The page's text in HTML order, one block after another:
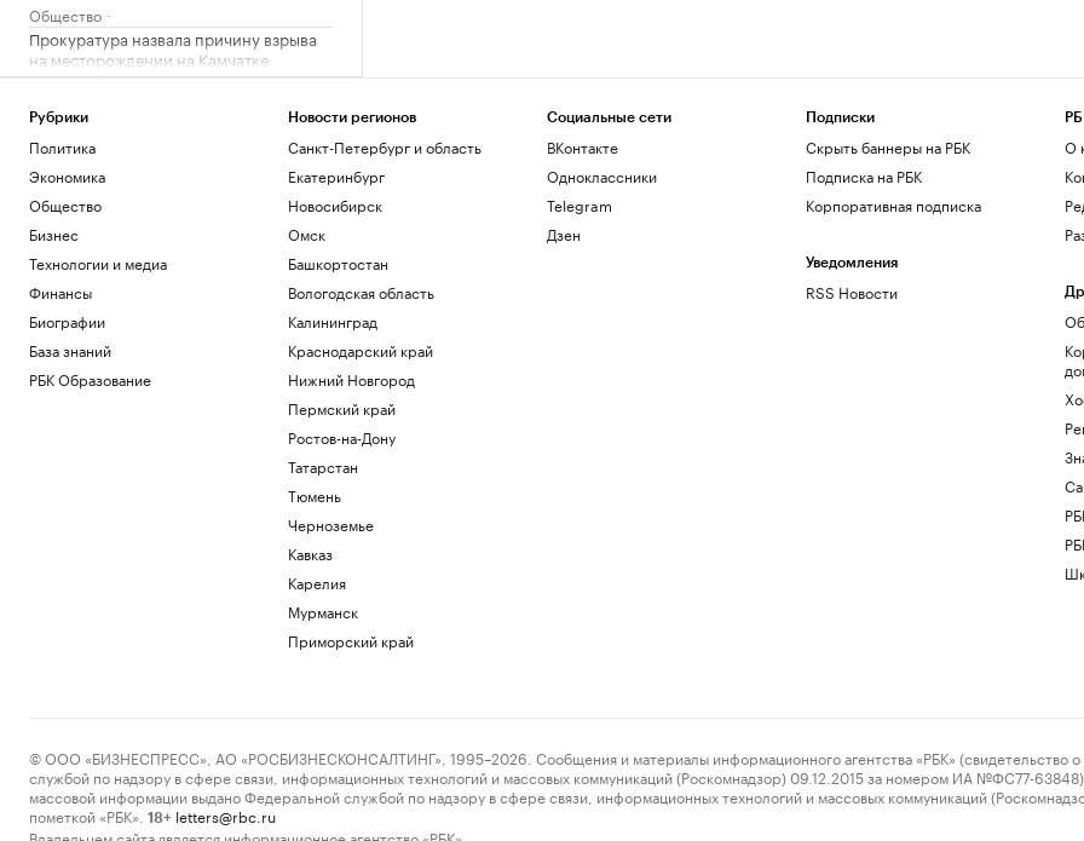
Общество
Прокуратура назвала причину взрыва
на месторождении на Камчатке
Общество
Рубрики
Политика
Экономика
Общество
Бизнес
Технологии и медиа
Финансы
Биографии
База знаний
РБК Образование
Новости регионов
Санкт-Петербург и область
Екатеринбург
Новосибирск
Омск
Башкортостан
Вологодская область
Калининград
Краснодарский край
Нижний Новгород
Пермский край
Ростов-на-Дону
Татарстан
Тюмень
Черноземье
Кавказ
Карелия
Мурманск
Приморский край
Социальные сети
ВКонтакте
Одноклассники
Telegram
Дзен
Подписки
Скрыть баннеры на РБК
Подписка на РБК
Корпоративная подписка
Уведомления
RSS Новости
О
© ООО «БИЗНЕСПРЕСС», АО «РОСБИЗНЕСКОНСАЛТИНГ», 1995–2026. Сообщения и материалы информационного агентства «РБК» (свидетельство о
службой по надзору в сфере связи, информационных технологий и массовых коммуникаций (Роскомнадзор) 09.12.2015 за номером ИА №ФС77-63848)
массовой информации выдано Федеральной службой по надзору в сфере связи, информационных технологий и массовых коммуникаций
пометкой «РБК».
18+ letters@rbc.ru